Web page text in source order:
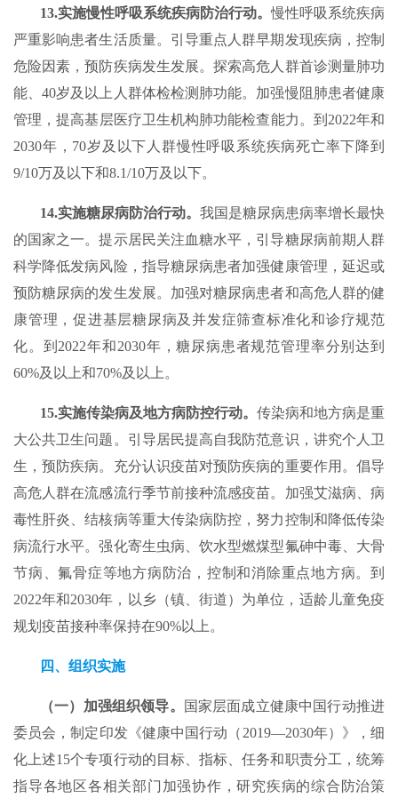
13.实施慢性呼吸系统疾病防治行动。慢性呼吸系统疾病
严重影响患者生活质量。引导重点人群早期发现疾病，控制
危险因素，预防疾病发生发展。探索高危人群首诊测量肺功
能、40岁及以上人群体检检测肺功能。加强慢阻肺患者健康
管理，提高基层医疗卫生机构肺功能检查能力。到2022年和
2030年，70岁及以下人群慢性呼吸系统疾病死亡率下降到
9/10万及以下和8.1/10万及以下。
14.实施糖尿病防治行动。 我国是糖尿病患病率增长最快
的国家之一。提示居民关注血糖水平，引导糖尿病前期人群
科学降低发病风险，指导糖尿病患者加强健康管理，延迟或
预防糖尿病的发生发展。加强对糖尿病患者和高危人群的健
康管理，促进基层糖尿病及并发症筛查标准化和诊疗规范
化。到2022年和2030年，糖尿病患者规范管理率分别达到
60%及以上和70%及以上。
15.实施传染病及地方病防控行动。 传染病和地方病是重
大公共卫生问题。引导居民提高自我防范意识，讲究个人卫
生，预防疾病。充分认识疫苗对预防疾病的重要作用。倡导
高危人群在流感流行季节前接种流感疫苗。加强艾滋病、病
毒性肝炎、结核病等重大传染病防控，努力控制和降低传染
病流行水平。强化寄生虫病、饮水型燃煤型氟砷中毒、大骨
节病、氟骨症等地方病防治，控制和消除重点地方病。到
2022年和2030年，以乡（镇、街道）为单位，适龄儿童免疫
规划疫苗接种率保持在90%以上。
四、组织实施
（一）加强组织领导。
国家层面成立健康中国行动推进
委员会，制定印发《健康中国行动（2019—2030年）》，细
化上述15个专项行动的目标、指标、任务和职责分工，统筹
指导各地区各相关部门加强协作，研究疾病的综合防治策